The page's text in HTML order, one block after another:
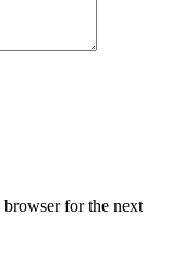
browser for the next